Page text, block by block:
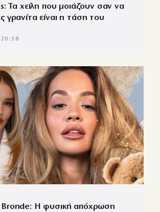
Τα χείλη που μοιάζουν σαν να
γρανίτα είναι η τάση του
Bronde: Η φυσική απόχρωση